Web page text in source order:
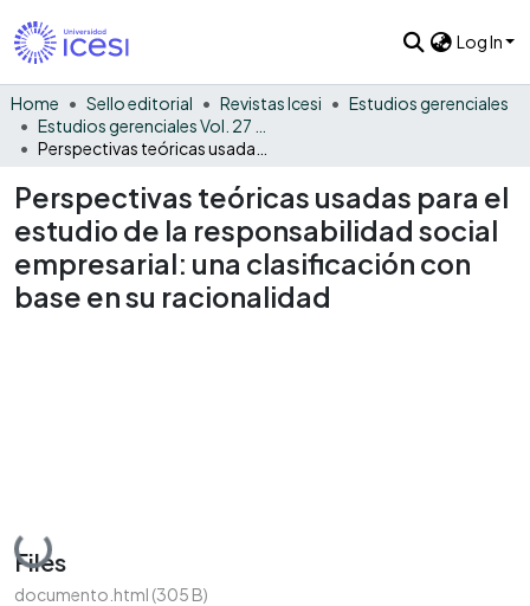
Log In
Home Sello editorial Revistas Icesi
Estudios gerenciales
Perspectivas teóricas usadas para el
estudio de la responsabilidad social
empresarial: una clasificación con
base en su racionalidad
Loading...
Files
documento.html (305 B)